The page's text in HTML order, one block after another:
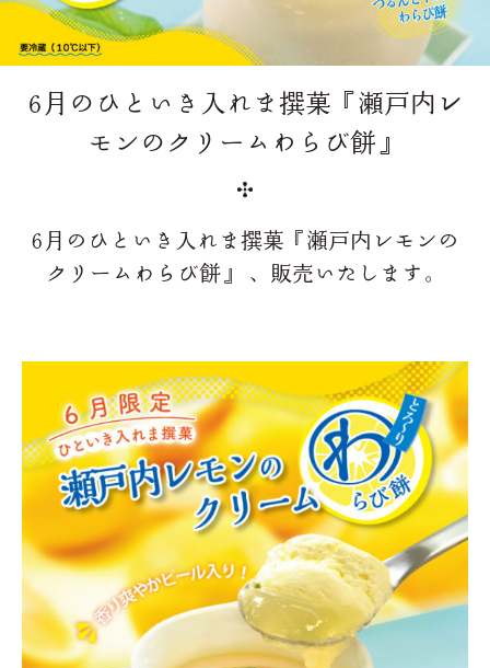
6月のひといき入れま撰菓『瀬戸内レ
モンのクリームわらび餅』
6月のひといき入れま撰菓『瀬戸内レモンの
クリームわらび餅』 、販売いたします。